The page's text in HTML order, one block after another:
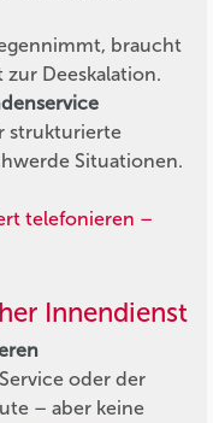
braucht
Deeskalation.
strukturierte
Situationen.
telefonieren –
Innendienst
oder der
– aber keine